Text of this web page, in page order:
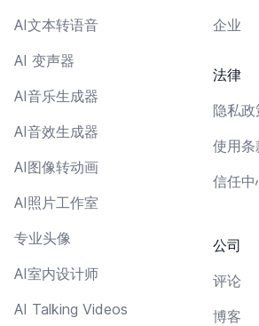
AI文本转语音
AI 变声器
AI音乐生成器
AI音效生成器
AI图像转动画
AI照片工作室
专业头像
AI室内设计师
AI Talking Videos
企业
法律
隐私政
使用条
信任中
公司
评论
博客